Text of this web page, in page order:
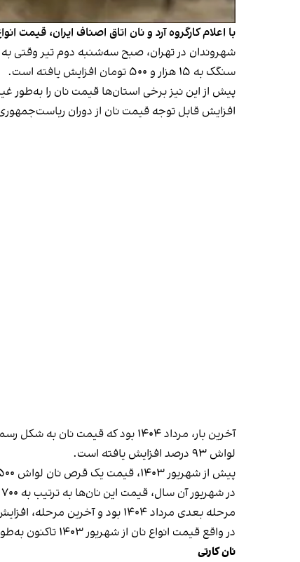
با اعلام کارگروه آرد و نان اتاق اصناف ایران، قیمت انواع نان در استان تهران تا ۱۰۰ درصد افزایش یافت. این افزایش
سنگک به ۱۵ هزار و ۵۰۰ تومان افزایش یافته است.
پیش از این نیز برخی استان‌ها قیمت نان را به‌طور
افزایش قابل توجه قیمت نان از دوران
لواش ۹۳ درصد افزایش یافته است.
پیش از شهریور ۱۴۰۳، قیمت یک قرص نان لواش ۵۰۰ تومان، یک قرص بربری یک‌هزار و ۸۰۰ تومان و یک قرص سنگک، سه هزار تومان بود.
در شهریور آن سال، قیمت این نان‌ها به ترتیب به ۷۰۰ تومان، دو هزار و ۵۰۰ تومان و پنج هزار تومان افزایش یافت.
مرحله بعدی مرداد ۱۴۰۴ بود و آخرین مرحله، افزایش قیمت اول تیر ۱۴۰۵ است.
در واقع قیمت انواع نان از شهریور ۱۴۰۳ تاکنون به‌طور میانگین نزدیک به ۴۴۰ درصد افزایش یافته است.
نان کارتی